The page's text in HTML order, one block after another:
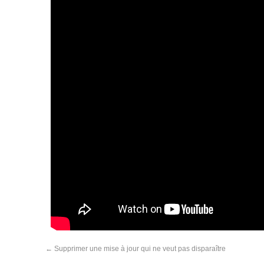
← Supprimer une mise à jour qui ne veut pas disparaître